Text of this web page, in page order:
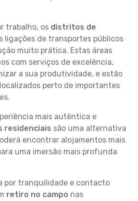
trabalho, os distritos de
ligações de transportes públicos
muito prática. Estas áreas
com serviços de excelência,
a sua produtividade, e estão
perto de importantes
mais autêntica e
residenciais são uma alternativa
encontrar alojamentos mais
uma imersão mais profunda
por tranquilidade e contacto
retiro no campo nas